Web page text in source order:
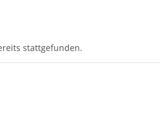
stattgefunden.